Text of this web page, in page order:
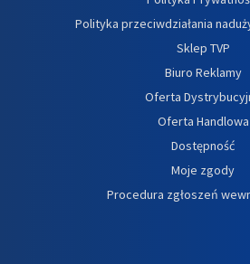
Polityka przeciwdziałania
Sklep TVP
Biuro Reklamy
Oferta
Oferta Handlowa
Dostępność
Moje zgody
Procedura zgłoszeń